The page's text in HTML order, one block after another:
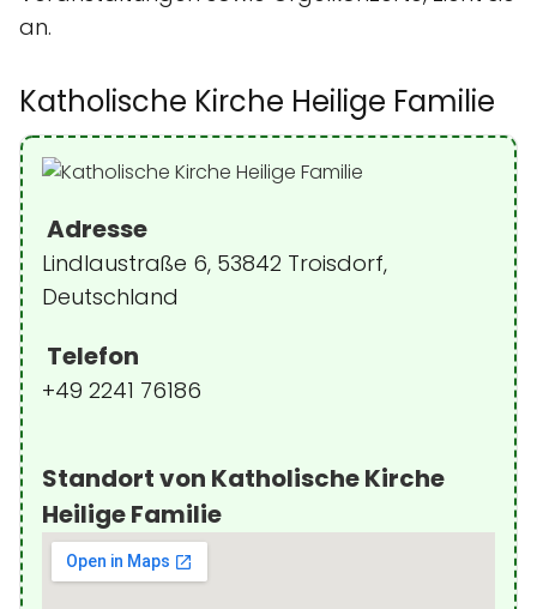
an.
Katholische Kirche Heilige Familie
Adresse
Lindlaustraße 6, 53842 Troisdorf,
Deutschland
Telefon
+49 2241 76186
Standort von Katholische Kirche
Heilige Familie